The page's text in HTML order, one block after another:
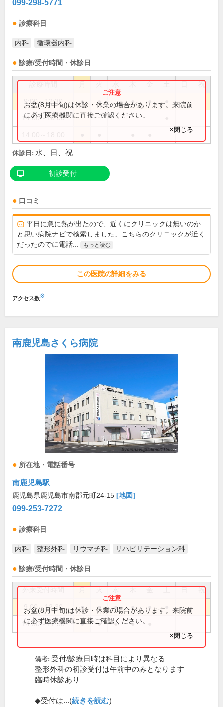
099-298-5771
診療科目
内科 循環器内科
診療/受付時間・休診日
祝
9:00～12:30 ● ● ● ●
14:00～16:00
お盆(8月中旬)は休診・休業の場合があります。来院前
に必ず医療機関に直接ご確認ください。
×閉じる
休診日: 水、日、祝
初診受付
口コミ
平日に急に熱が出たので、近くにクリニックは無いのか
と思い病院ナビで検索しました。こちらのクリニックが近く
だったのでに電話...
もっと読む
この医院の詳細をみる
アクセス数※
南鹿児島さくら病院
所在地・電話番号
南鹿児島駅
鹿児島県鹿児島市南郡元町24-15 [地図]
099-253-7272
診療科目
内科 整形外科 リウマチ科 リハビリテーション科
診療/受付時間・休診日
祝
9:00～12:30 ● ● ● ● ●
14:30～17:30 ● ● ● ●
お盆(8月中旬)は休診・休業の場合があります。来院前
に必ず医療機関に直接ご確認ください。
×閉じる
備考: 受付/診療日時は科目により異なる
整形外科の初診受付は午前中のみとなります
臨時休診あり
◆受付は...(続きを読む)